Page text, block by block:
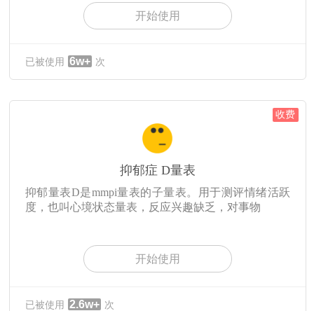
开始使用
已被使用 6w+ 次
收费
抑郁症 D量表
抑郁量表D是mmpi量表的子量表。用于测评情绪活跃
度，也叫心境状态量表，反应兴趣缺乏，对事物
开始使用
已被使用 2.6w+ 次